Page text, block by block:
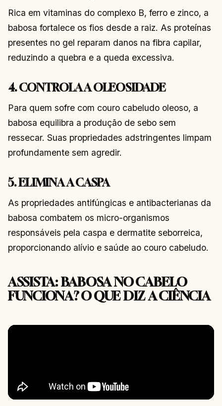
Rica em vitaminas do complexo B, ferro e zinco, a
babosa fortalece os fios desde a raiz. As proteínas
presentes no gel reparam danos na fibra capilar,
reduzindo a quebra e a queda excessiva.
4. CONTROLA A OLEOSIDADE
Para quem sofre com couro cabeludo oleoso, a
babosa equilibra a produção de sebo sem
ressecar. Suas propriedades adstringentes limpam
profundamente sem agredir.
5. ELIMINA A CASPA
As propriedades antifúngicas e antibacterianas da
babosa combatem os micro-organismos
responsáveis pela caspa e dermatite seborreica,
proporcionando alívio e saúde ao couro cabeludo.
ASSISTA: BABOSA NO CABELO
FUNCIONA? O QUE DIZ A CIÊNCIA